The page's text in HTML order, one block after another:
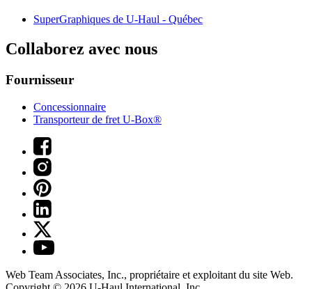
SuperGraphiques de U-Haul - Québec
Collaborez avec nous
Fournisseur
Concessionnaire
Transporteur de fret U-Box®
Web Team Associates, Inc., propriétaire et exploitant du site Web.